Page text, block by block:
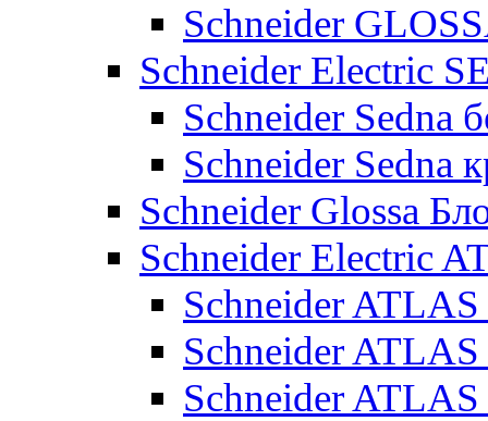
Schneider
Schneider Electric
Schneider Sedna
Schneider Sedna
Schneider Glossa
Schneider Electric
Schneider
Schneider
Schneider